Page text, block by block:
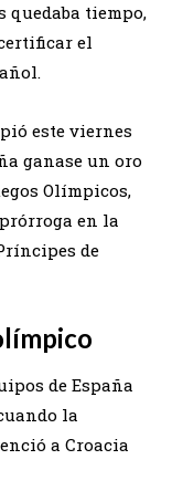
quedaba tiempo,
el
este viernes
ganase un oro
Olímpicos,
en la
de
de España
la
a Croacia